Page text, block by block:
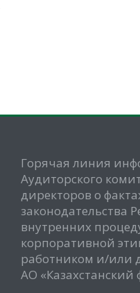
Горячая линия
Аудиторского
директоров о
законодательства
внутренних
корпоративной
работником и/или
АО «Казахстанский